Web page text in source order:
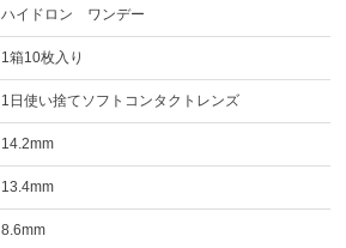
ハイドロン ワンデー
1箱10枚入り
1日使い捨てソフトコンタクトレンズ
14.2mm
13.4mm
8.6mm